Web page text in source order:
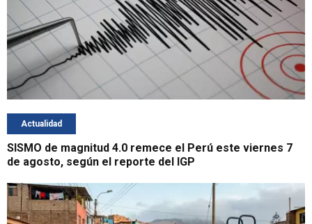
Actualidad
SISMO de magnitud 4.0 remece el Perú este viernes 7
de agosto, según el reporte del IGP